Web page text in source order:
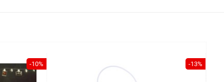
-10% -13%